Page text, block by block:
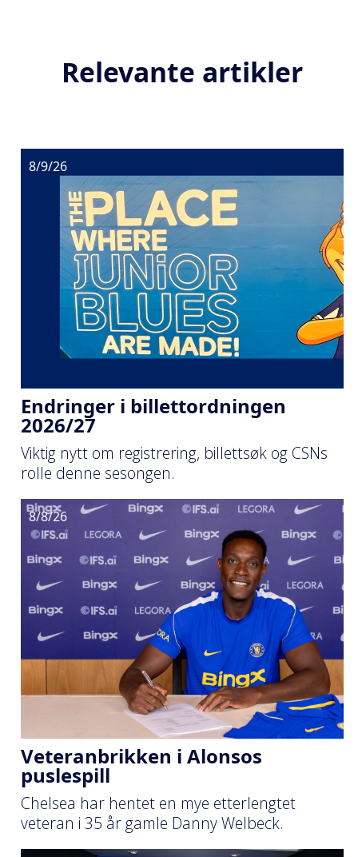
Relevante artikler
8/9/26
Endringer i billettordningen
2026/27
Viktig nytt om registrering, billettsøk og CSNs
rolle denne sesongen.
8/8/26
Veteranbrikken i Alonsos
puslespill
Chelsea har hentet en mye etterlengtet
veteran i 35 år gamle Danny Welbeck.